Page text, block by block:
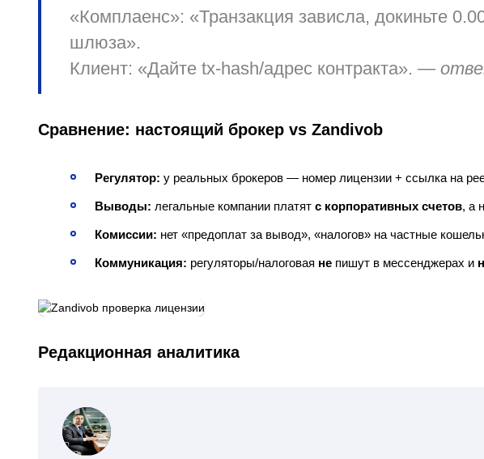
«Комплаенс»: «Транзакция зависла, докиньте
шлюза».
Клиент: «Дайте tx-hash/адрес контракта». —
Сравнение: настоящий брокер vs Zandivob
Регулятор: у реальных брокеров — номер лицензии + ссылка на
Выводы: легальные компании платят с корпоративных счетов, а
Комиссии: нет «предоплат за вывод», «налогов» на частные
Коммуникация: регуляторы/налоговая не пишут в мессенджерах и
Редакционная аналитика